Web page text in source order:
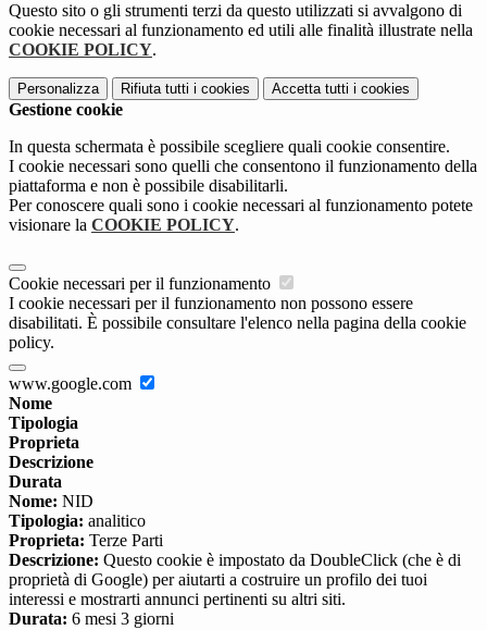
Questo sito o gli strumenti terzi da questo utilizzati si avvalgono di
cookie necessari al funzionamento ed utili alle finalità illustrate nella
COOKIE POLICY.
Personalizza Rifiuta tutti i cookies Accetta tutti i cookies
Gestione cookie
In questa schermata è possibile scegliere quali cookie consentire.
I cookie necessari sono quelli che consentono il funzionamento della
piattaforma e non è possibile disabilitarli.
Per conoscere quali sono i cookie necessari al funzionamento potete
visionare la COOKIE POLICY.
Cookie necessari per il funzionamento
I cookie necessari per il funzionamento non possono essere
disabilitati. È possibile consultare l'elenco nella pagina della cookie
policy.
www.google.com
Nome
Tipologia
Proprieta
Descrizione
Durata
Nome: NID
Tipologia: analitico
Proprieta: Terze Parti
Descrizione: Questo cookie è impostato da DoubleClick (che è di
proprietà di Google) per aiutarti a costruire un profilo dei tuoi
interessi e mostrarti annunci pertinenti su altri siti.
Durata: 6 mesi 3 giorni